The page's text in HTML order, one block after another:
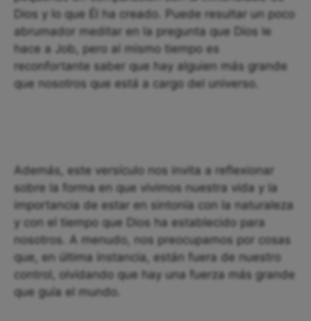
Dios y lo que Él ha creado. Puede resultar un poco
abrumador meditar en la pregunta que Dios le
hace a Job, pero al mismo tiempo es
reconfortante saber que hay alguien más grande
que nosotros que está a cargo del universo.
Además, este versículo nos invita a reflexionar
sobre la forma en que vivimos nuestra vida y la
importancia de estar en sintonía con la naturaleza
y con el tiempo que Dios ha establecido para
nosotros. A menudo, nos preocupamos por cosas
que, en última instancia, están fuera de nuestro
control, olvidando que hay una fuerza más grande
que guía el mundo.